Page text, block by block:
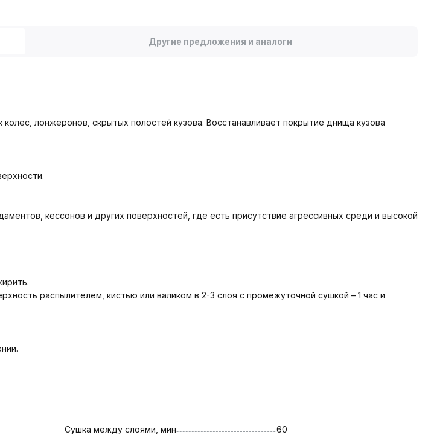
Другие предложения и аналоги
лонжеронов, скрытых полостей кузова. Восстанавливает покрытие днища кузова
кессонов и других поверхностей, где есть присутствие агрессивных среди и высокой
распылителем, кистью или валиком в 2-3 слоя с промежуточной сушкой – 1 час и
Сушка между слоями, мин
60